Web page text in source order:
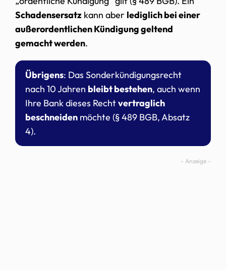
Schadensersatz kann aber lediglich bei einer
außerordentlichen Kündigung geltend
gemacht werden.
Übrigens: Das Sonderkündigungsrecht
nach 10 Jahren bleibt bestehen, auch wenn
Ihre Bank dieses Rechtvertraglich
beschneiden möchte (§ 489 BGB, Absatz
4).